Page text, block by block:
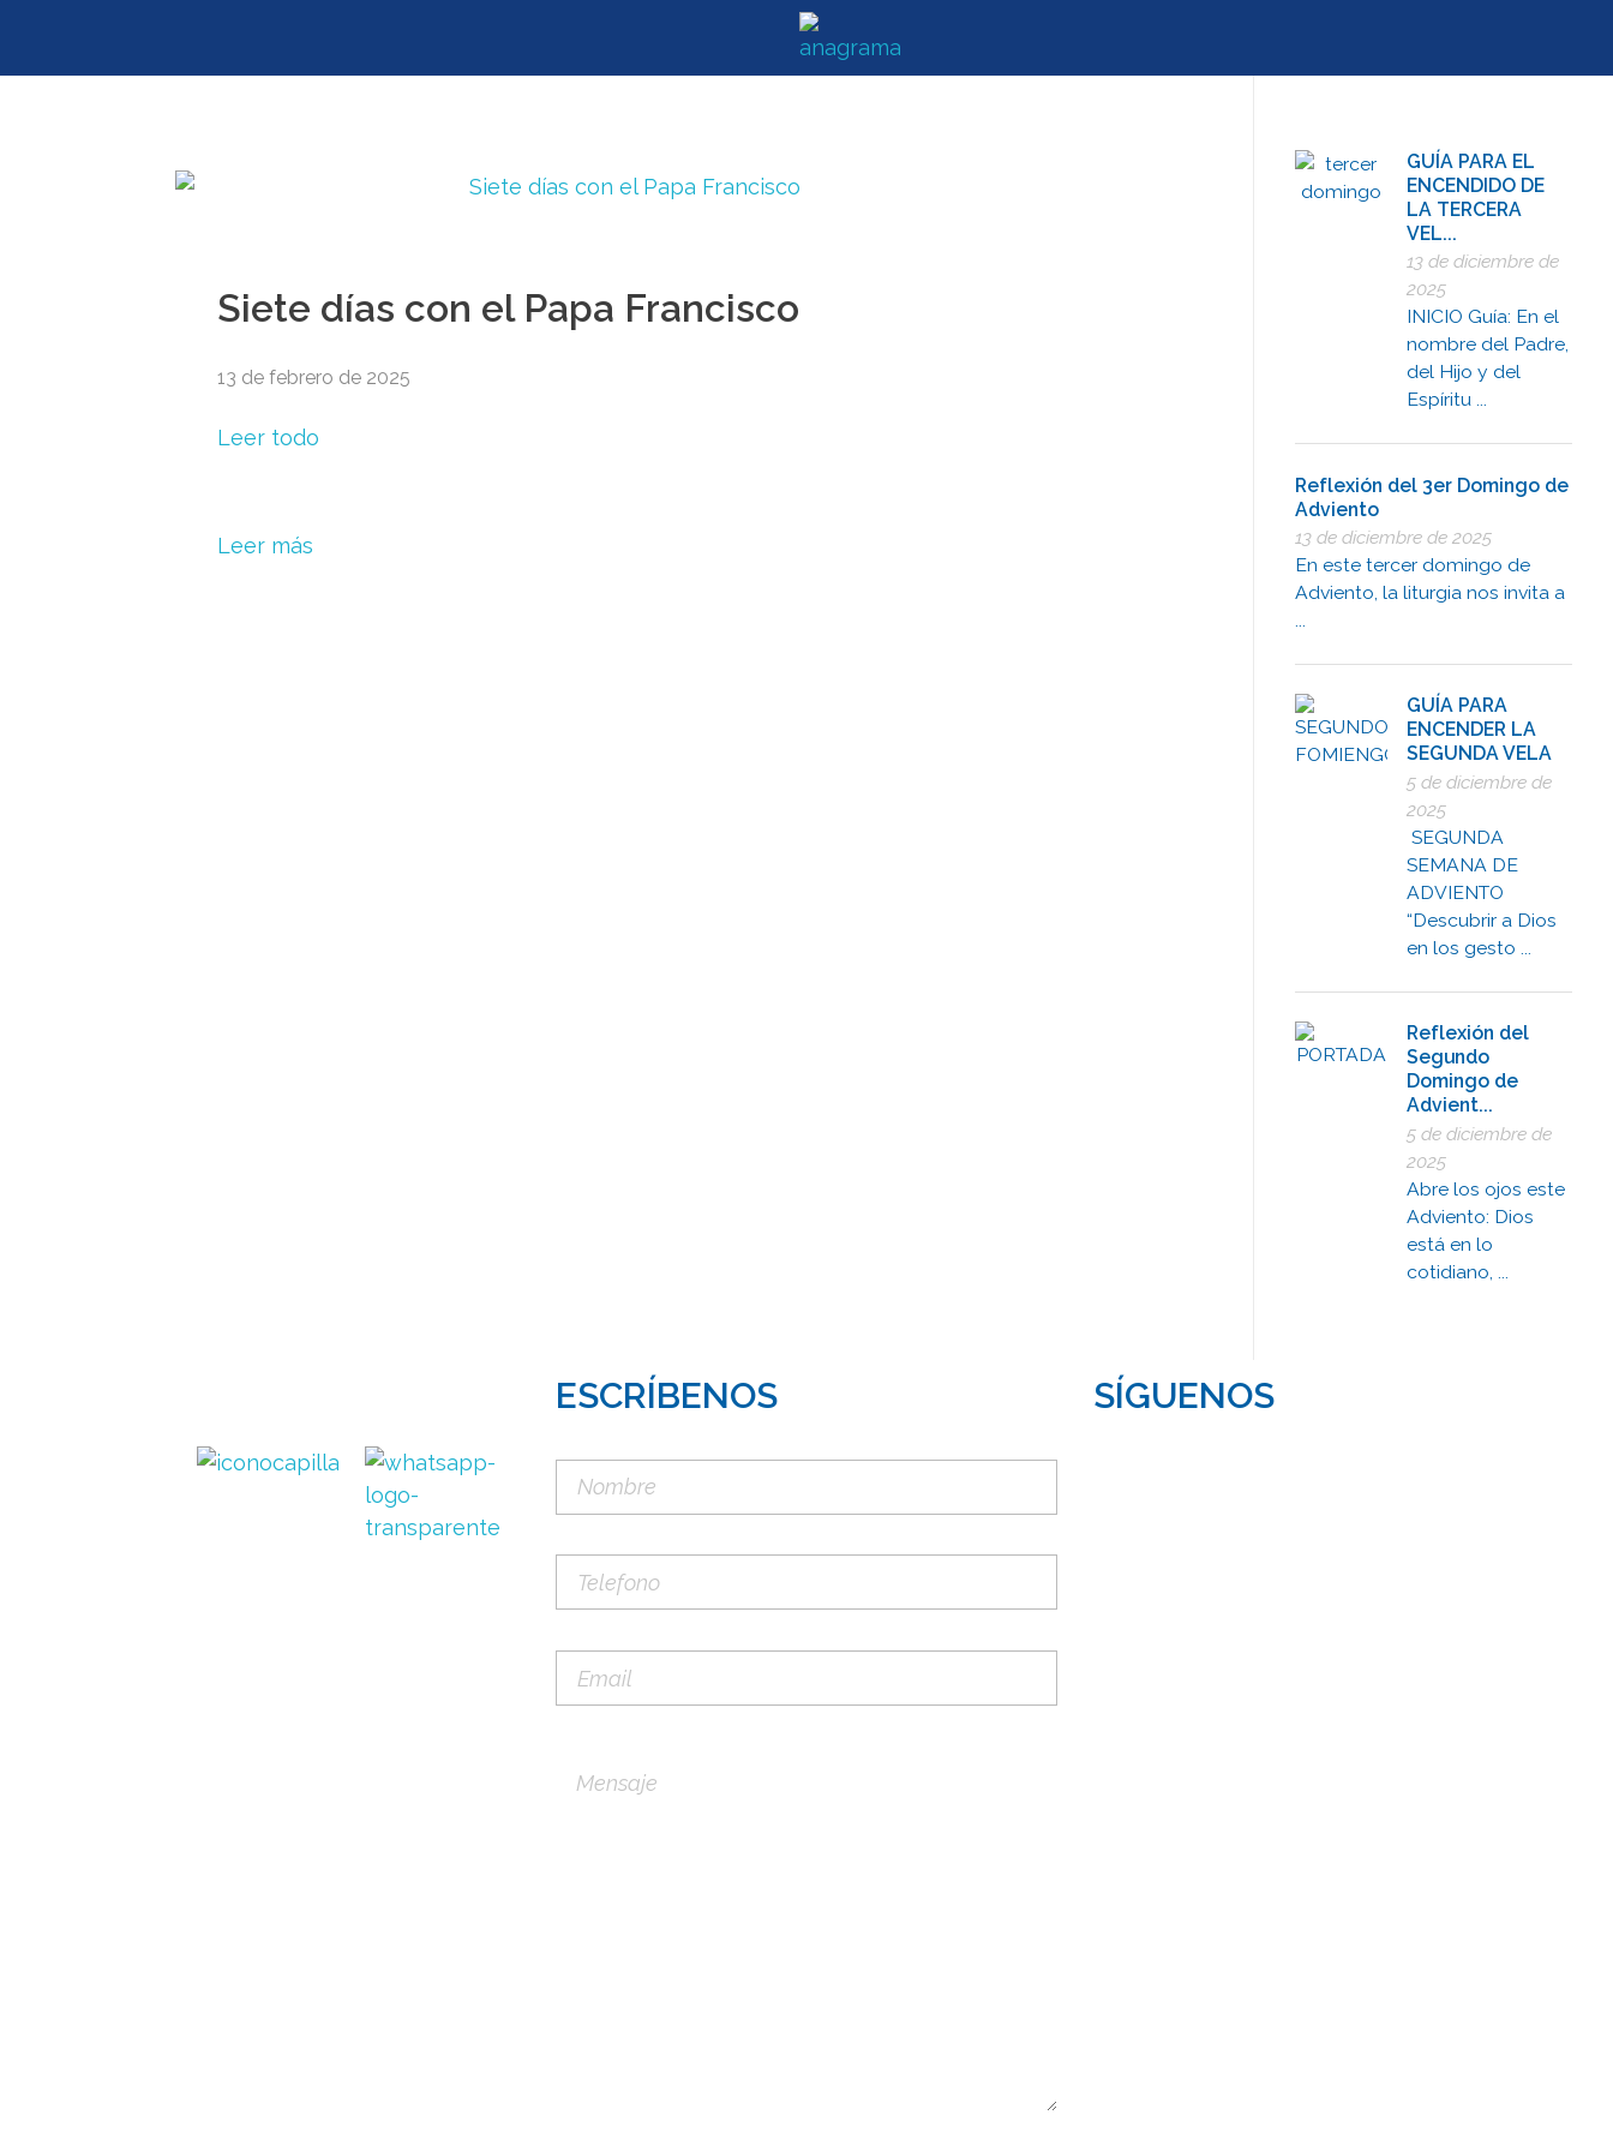
Siete días con el Papa Francisco
13 de febrero de 2025
Leer todo
Leer más
GUÍA PARA EL
ENCENDIDO DE
LA TERCERA
VEL...
13 de diciembre de
2025
INICIO Guía: En el
nombre del Padre,
del Hijo y del
Espíritu ...
Reflexión del 3er Domingo de
Adviento
13 de diciembre de 2025
En este tercer domingo de
Adviento, la liturgia nos invita a
...
GUÍA PARA
ENCENDER LA
SEGUNDA VELA
5 de diciembre de
2025
SEGUNDA
SEMANA DE
ADVIENTO
“Descubrir a Dios
en los gesto ...
Reflexión del
Segundo
Domingo de
Advient...
5 de diciembre de
2025
Abre los ojos este
Adviento: Dios
está en lo
cotidiano, ...
ESCRÍBENOS SÍGUENOS